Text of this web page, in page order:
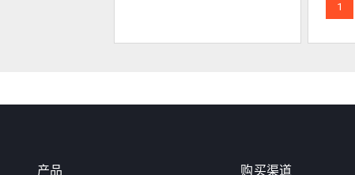
1
产品 购买渠道